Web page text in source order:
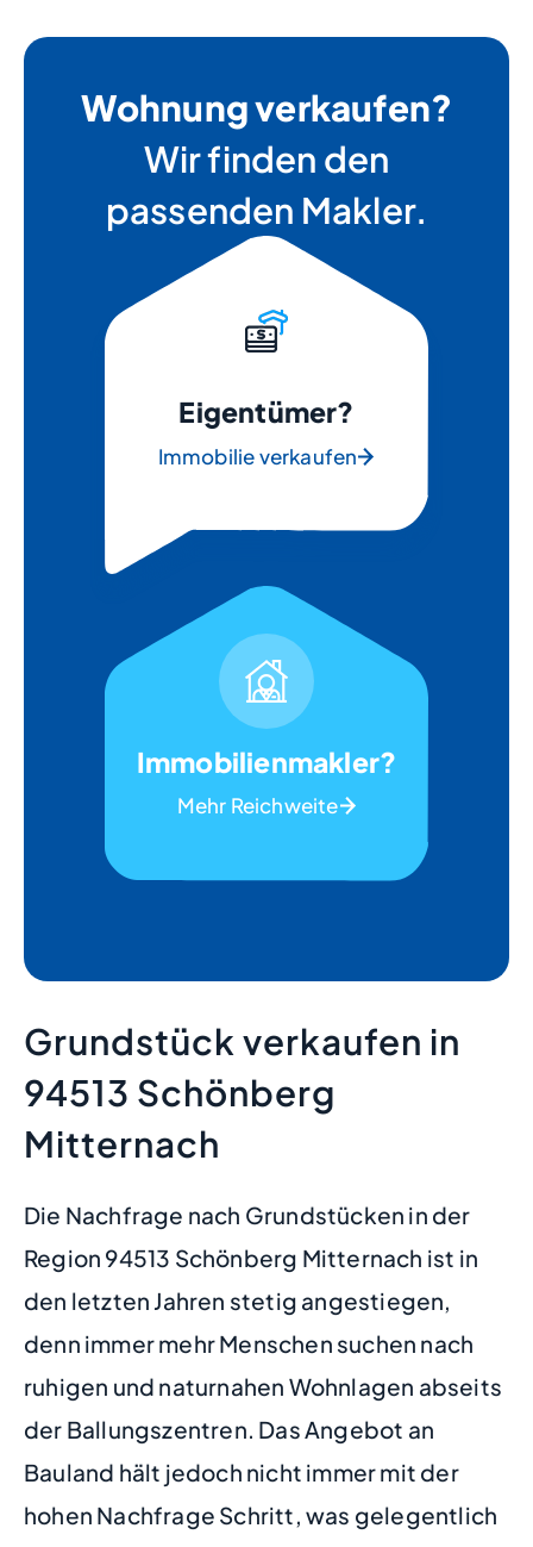
Wohnung verkaufen?
Wir finden den
passenden Makler.
Eigentümer?
Immobilie verkaufen
Immobilienmakler?
Mehr Reichweite
Grundstück verkaufen in
94513 Schönberg
Mitternach
Die Nachfrage nach Grundstücken in der
Region 94513 Schönberg Mitternach ist in
den letzten Jahren stetig angestiegen,
denn immer mehr Menschen suchen nach
ruhigen und naturnahen Wohnlagen abseits
der Ballungszentren. Das Angebot an
Bauland hält jedoch nicht immer mit der
hohen Nachfrage Schritt, was gelegentlich